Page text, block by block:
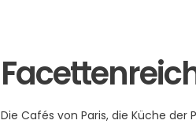
Die Cafés von Paris, die Küche